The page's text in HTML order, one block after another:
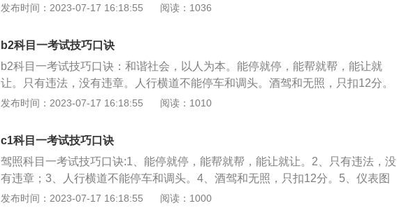
提速加三档。若在红灯状况下，在接近路口处停车即可。8、前方请选择合适地
合，当车平稳过渡到10km/h时减一档，轻抬离合，看左倒车镜，左打方向调头，
等车身与第二道虚线成45度夹角时，开始回打方向，等车头摆正，回正方向。
9、自由变道。当在合适地点掉头完毕后，打开右转向灯，加入二档后，看右倒
车镜，向右变道，等车进入道后，摆正车，迅速关灯，迅速提速加三档。10、前
看。此时，车速不能低于20km/h，做右转向。11、自由变道。当路口右转完成
后，摆正车，回正方向，打开左灯，3秒后左变道。变道结束后，关转向灯，迅
速提速加档成四档，准备做直线行驶。12、直线行驶。当听到语音提示后，两手
紧握方向盘，左右调整幅度不能大于2度，保持车速在35-40km/h之间。13、结束
直线行驶。当听到语音提示后，点刹车，左右看，速度降至35km/h以下。14、路
制题目1、这些情况下不能超车：消防车、救护车、正执行任务的警车；没有达
口、人行横道。三、安全停车距离题目1、30米内禁止停车的区域：加油站、公
交车站、消防栓、急救站、消防队门口。2、50米内禁止停车的区域：急弯、窄
路、陡坡、桥梁、铁道口、隧道、交叉路口。四、车距类题目1、前后车安全距
持50米。2、因故障汽车难以移动，设置警告标志的距离：普通路在车后50-100
桥会车,机动车要减速靠右行驶通过。2、下坡车让上坡车，但如果下坡车已开到
一半而上坡车未上坡，则上坡车让下坡车。3、转弯或者掉头要让直行。4、环型
路口进口的让出口的。5、有障碍的让无障碍的。6、右转弯让左转弯。六、灯光
的使用题转向时一定要打相应方向的转向灯；照明良好的情况下夜间行车、会
右转向灯”。二、上下坡制动：下坡提前，上坡推迟。上下坡会车，下坡让上坡。
往相反方向打转向，后车轮侧滑往相同方向打转向，总结就是前反后同，如果题
目没说前后轮，都当后轮侧滑算。四、ABS防抱死系统：具有保持转向能力，可
用力踏制动踏板，紧急制动的同时转向会发生侧滑，制动距离不会缩短和延长。
未安装ABS系统要轻踏或间歇踩踏制动，转向助力装置出现问题不能继续行驶，
需停车检查原因。五、警告标志：机动车在道路上发生故障或者发生交通事故，
米处设置警告标志，夜间还应当同时开启示廓灯和后位灯。高速公路上要在车后
150米外设置警告标志。六、关于等待：同向只有1、2条机动车道停车等待，3条
车道可以缓慢通过无需等待。七、变换车道：有障碍让无障碍方，靠山让不靠山
发布时间：2023-07-17 16:18:55 阅读：1036
b2科目一考试技巧口诀
b2科目一考试技巧口诀：和谐社会，以人为本。能停就停，能帮就帮，能让就
让。只有违法，没有违章。人行横道不能停车和调头。酒驾和无照，只扣12分。
仪表图像看清楚，安全带，减伤害，头枕护颈部。高速上，遇雪雾，能见度200
停。右转让左转，转弯让直行。下坡不要挂空档，空档不容易挂档，不超车。上
坡超车找宽路。下高速，先减速，再匝道。雨天路滑车速慢，看不清靠边停。雨
雪雾，开近光，停车开启示廓灯，报警灯。指示牌，黄色慢，红色停，白色辅助
绿色行。实线不跨虚线越，障碍物前多让路。左转先，右转后，遇水低档稳速
过，看见插队要礼让。上坡低档马力足，下坡低档事故少，特殊车辆要避让。车
发布时间：2023-07-17 16:18:55 阅读：1010
c1科目一考试技巧口诀
驾照科目一考试技巧口诀:1、能停就停，能帮就帮，能让就让。2、只有违法，没
有违章；3、人行横道不能停车和调头。4、酒驾和无照，只扣12分。5、仪表图
像看清楚，安全带，减伤害，头枕护颈部。6、高速上，遇雪雾，能见度200米，
发布时间：2023-07-17 16:18:55 阅读：1000